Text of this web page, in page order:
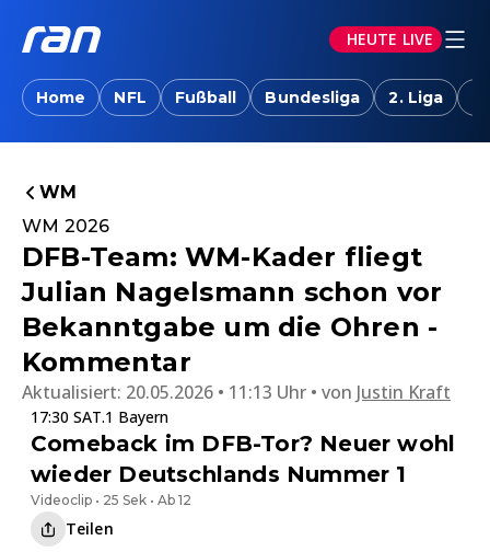
HEUTE LIVE
Home NFL Fußball Bundesliga 2. Liga
WM
WM 2026
DFB-Team: WM-Kader fliegt
Julian Nagelsmann schon vor
Bekanntgabe um die Ohren -
Kommentar
Aktualisiert: 20.05.2026 • 11:13 Uhr von Justin Kraft
17:30 SAT.1 Bayern
Comeback im DFB-Tor? Neuer wohl
wieder Deutschlands Nummer 1
Videoclip • 25 Sek • Ab 12
Teilen